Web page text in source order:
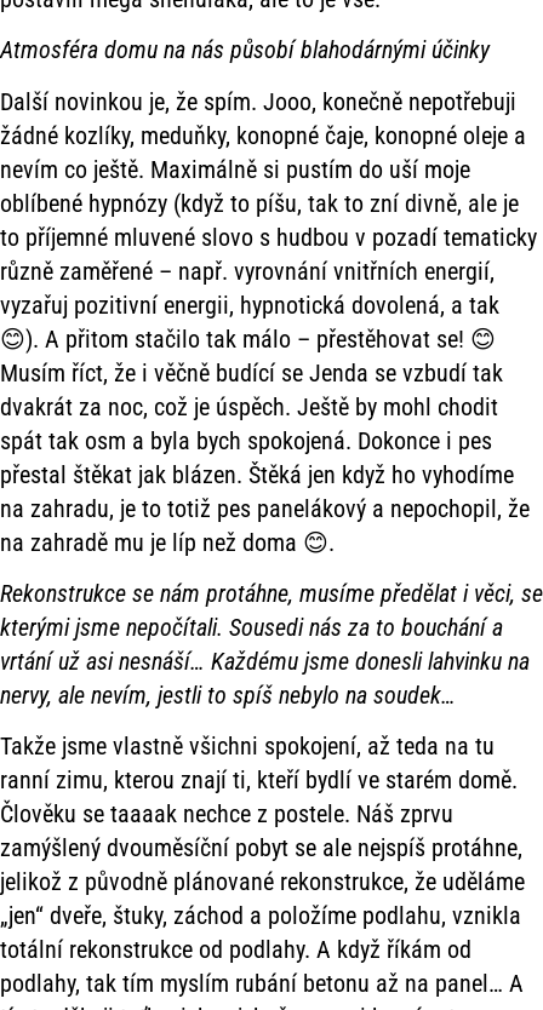
Atmosféra domu na nás působí blahodárnými účinky
Další novinkou je, že spím. Jooo, konečně nepotřebuji
žádné kozlíky, meduňky, konopné čaje, konopné oleje a
nevím co ještě. Maximálně si pustím do uší moje
oblíbené hypnózy (když to píšu, tak to zní divně, ale je
to příjemné mluvené slovo s hudbou v pozadí tematicky
různě zaměřené – např. vyrovnání vnitřních energií,
vyzařuj pozitivní energii, hypnotická dovolená, a tak
😊). A přitom stačilo tak málo – přestěhovat se! 😊
Musím říct, že i věčně budící se Jenda se vzbudí tak
dvakrát za noc, což je úspěch. Ještě by mohl chodit
spát tak osm a byla bych spokojená. Dokonce i pes
přestal štěkat jak blázen. Štěká jen když ho vyhodíme
na zahradu, je to totiž pes panelákový a nepochopil, že
na zahradě mu je líp než doma 😊.
Rekonstrukce se nám protáhne, musíme předělat i věci, se
kterými jsme nepočítali. Sousedi nás za to bouchání a
vrtání už asi nesnáší… Každému jsme donesli lahvinku na
nervy, ale nevím, jestli to spíš nebylo na soudek…
Takže jsme vlastně všichni spokojení, až teda na tu
ranní zimu, kterou znají ti, kteří bydlí ve starém domě.
Člověku se taaaak nechce z postele. Náš zprvu
zamýšlený dvouměsíční pobyt se ale nejspíš protáhne,
jelikož z původně plánované rekonstrukce, že uděláme
„jen“ dveře, štuky, záchod a položíme podlahu, vznikla
totální rekonstrukce od podlahy. A když říkám od
podlahy, tak tím myslím rubání betonu až na panel… A